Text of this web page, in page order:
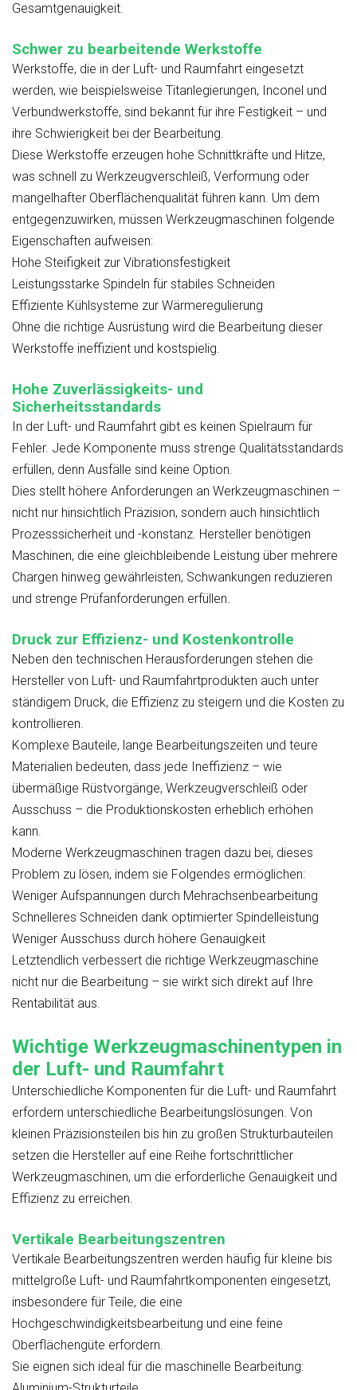
Gesamtgenauigkeit.
Schwer zu bearbeitende Werkstoffe
Werkstoffe, die in der Luft- und Raumfahrt eingesetzt
werden, wie beispielsweise Titanlegierungen, Inconel und
Verbundwerkstoffe, sind bekannt für ihre Festigkeit – und
ihre Schwierigkeit bei der Bearbeitung.
Diese Werkstoffe erzeugen hohe Schnittkräfte und Hitze,
was schnell zu Werkzeugverschleiß, Verformung oder
mangelhafter Oberflächenqualität führen kann. Um dem
entgegenzuwirken, müssen Werkzeugmaschinen folgende
Eigenschaften aufweisen:
Hohe Steifigkeit zur Vibrationsfestigkeit
Leistungsstarke Spindeln für stabiles Schneiden
Effiziente Kühlsysteme zur Wärmeregulierung
Ohne die richtige Ausrüstung wird die Bearbeitung dieser
Werkstoffe ineffizient und kostspielig.
Hohe Zuverlässigkeits- und
Sicherheitsstandards
In der Luft- und Raumfahrt gibt es keinen Spielraum für
Fehler. Jede Komponente muss strenge Qualitätsstandards
erfüllen, denn Ausfälle sind keine Option.
Dies stellt höhere Anforderungen an Werkzeugmaschinen –
nicht nur hinsichtlich Präzision, sondern auch hinsichtlich
Prozesssicherheit und -konstanz. Hersteller benötigen
Maschinen, die eine gleichbleibende Leistung über mehrere
Chargen hinweg gewährleisten, Schwankungen reduzieren
und strenge Prüfanforderungen erfüllen.
Druck zur Effizienz- und Kostenkontrolle
Neben den technischen Herausforderungen stehen die
Hersteller von Luft- und Raumfahrtprodukten auch unter
ständigem Druck, die Effizienz zu steigern und die Kosten zu
kontrollieren.
Komplexe Bauteile, lange Bearbeitungszeiten und teure
Materialien bedeuten, dass jede Ineffizienz – wie
übermäßige Rüstvorgänge, Werkzeugverschleiß oder
Ausschuss – die Produktionskosten erheblich erhöhen
kann.
Moderne Werkzeugmaschinen tragen dazu bei, dieses
Problem zu lösen, indem sie Folgendes ermöglichen:
Weniger Aufspannungen durch Mehrachsenbearbeitung
Schnelleres Schneiden dank optimierter Spindelleistung
Weniger Ausschuss durch höhere Genauigkeit
Letztendlich verbessert die richtige Werkzeugmaschine
nicht nur die Bearbeitung – sie wirkt sich direkt auf Ihre
Rentabilität aus.
Wichtige Werkzeugmaschinentypen in
der Luft- und Raumfahrt
Unterschiedliche Komponenten für die Luft- und Raumfahrt
erfordern unterschiedliche Bearbeitungslösungen. Von
kleinen Präzisionsteilen bis hin zu großen Strukturbauteilen
setzen die Hersteller auf eine Reihe fortschrittlicher
Werkzeugmaschinen, um die erforderliche Genauigkeit und
Effizienz zu erreichen.
Vertikale Bearbeitungszentren
Vertikale Bearbeitungszentren werden häufig für kleine bis
mittelgroße Luft- und Raumfahrtkomponenten eingesetzt,
insbesondere für Teile, die eine
Hochgeschwindigkeitsbearbeitung und eine feine
Oberflächengüte erfordern.
Sie eignen sich ideal für die maschinelle Bearbeitung: